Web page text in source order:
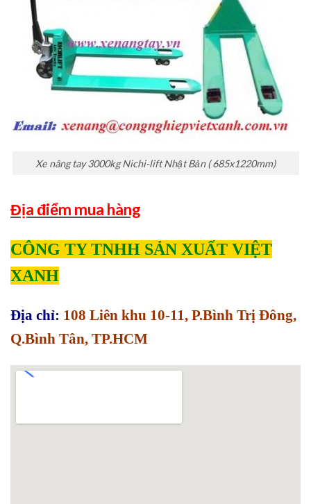
Xe nâng tay 3000kg Nichi-lift Nhật Bản ( 685x1220mm)
Địa điểm mua hàng
CÔNG TY TNHH SẢN XUẤT VIỆT
XANH
Địa chỉ: 108 Liên khu 10-11, P.Bình Trị Đông,
Q.Bình Tân, TP.HCM